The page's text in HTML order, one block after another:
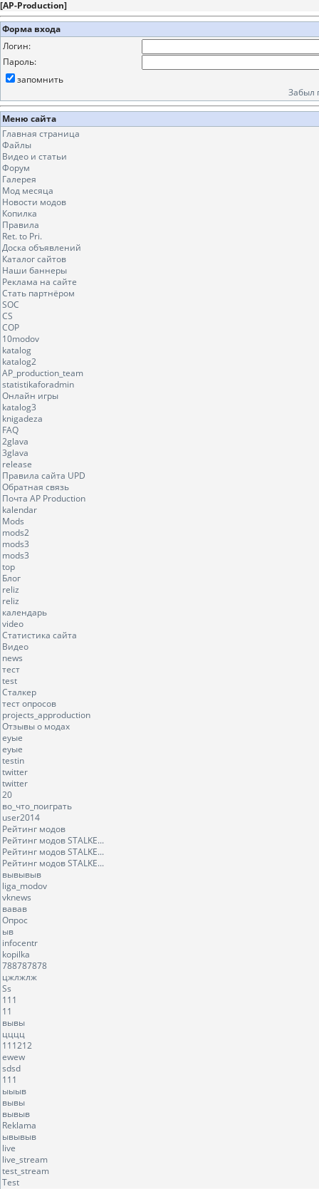
[AP-Production]
Форма входа
Логин:
Пароль:
запомнить
Забыл
Меню сайта
Главная страница
Файлы
Видео и статьи
Форум
Галерея
Мод месяца
Новости модов
Копилка
Правила
Ret. to Pri.
Доска объявлений
Каталог сайтов
Наши баннеры
Реклама на сайте
Стать партнёром
SOC
CS
COP
10modov
katalog
katalog2
AP_production_team
statistikaforadmin
Онлайн игры
katalog3
knigadeza
FAQ
2glava
3glava
release
Правила сайта UPD
Обратная связь
Почта AP Production
kalendar
Mods
mods2
mods3
mods3
top
Блог
reliz
reliz
календарь
video
Статистика сайта
Видео
news
тест
test
Сталкер
тест опросов
projects_approduction
Отзывы о модах
еуые
еуые
testin
twitter
twitter
20
во_что_поиграть
user2014
Рейтинг модов
Рейтинг модов STALKE...
Рейтинг модов STALKE...
Рейтинг модов STALKE...
вывывыв
liga_modov
vknews
вавав
Опрос
ыв
infocentr
kopilka
788787878
цжлжлж
Ss
111
11
вывы
цццц
111212
ewew
sdsd
111
ыыыв
вывы
вывыв
Reklama
ывывыв
live
live_stream
test_stream
Test